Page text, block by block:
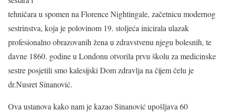
tehničara u spomen na Florence Nightingale, začetnicu modernog
sestrinstva, koja je polovinom 19. stoljeća inicirala ulazak
profesionalno obrazovanih žena u zdravstvenu njegu bolesnih, te
davne 1860. godine u Londonu otvorila prvu školu za medicinske
sestre posjetili smo kalesijski Dom zdravlja na čijem čelu je
dr.Nusret Sinanović.
Ova ustanova kako nam je kazao Sinanović upošljava 60